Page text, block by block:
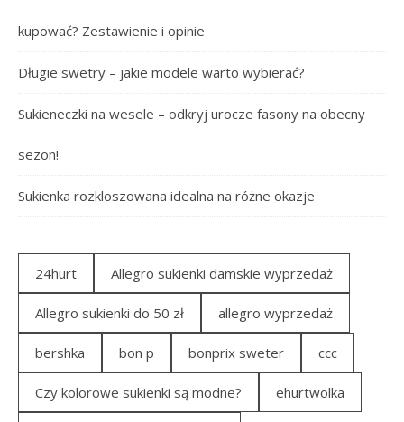
kupować? Zestawienie i opinie
Długie swetry – jakie modele warto wybierać?
Sukieneczki na wesele – odkryj urocze fasony na obecny
sezon!
Sukienka rozkloszowana idealna na różne okazje
24hurt Allegro sukienki damskie wyprzedaż
Allegro sukienki do 50 zł allegro wyprzedaż
bershka bon p bonprix sweter ccc
Czy kolorowe sukienki są modne? ehurtwolka